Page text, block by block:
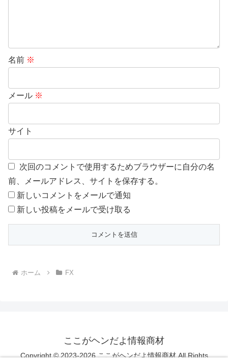
名前 ※
メール ※
サイト
次回のコメントで使用するためブラウザーに自分の名
前、メールアドレス、サイトを保存する。
新しいコメントをメールで通知
新しい投稿をメールで受け取る
ホーム FX
ここがヘンだよ情報商材
Copyright © 2023-2026 ここがヘンだよ情報商材 All Rights